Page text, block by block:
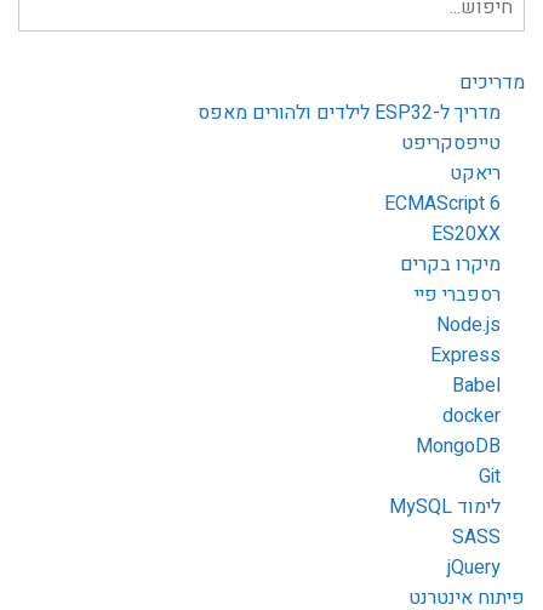
עבור:
מדריכים
מדריך ל-ESP32 לילדים ולהורים מאפס
טייפסקריפט
ריאקט
ECMAScript 6
ES20XX
מיקרו בקרים
רספברי פיי
Node.js
Express
Babel
docker
MongoDB
Git
לימוד MySQL
SASS
jQuery
פיתוח אינטרנט